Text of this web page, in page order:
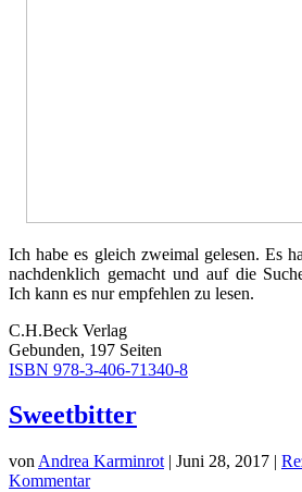
Ich habe es gleich zweimal gelesen. Es
nachdenklich gemacht und auf die
Ich kann es nur empfehlen zu lesen.
C.H.Beck Verlag
Gebunden, 197 Seiten
ISBN 978-3-406-71340-8
Sweetbitter
von Andrea Karminrot | Juni 28, 2017 |
Kommentar